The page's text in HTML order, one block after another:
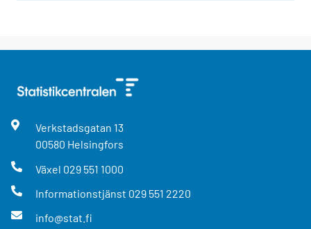
Verkstadsgatan 13
00580 Helsingfors
Växel 029 551 1000
Informationstjänst 029 551 2220
info@stat.fi